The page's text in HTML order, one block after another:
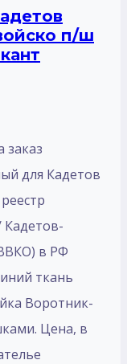
п/ш
для Кадетов
Кадетов-
в РФ
ткань
Воротник-
Цена, в